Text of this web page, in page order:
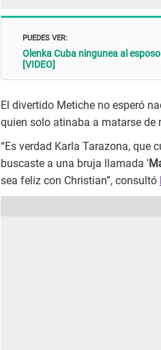
PUEDES VER:
Olenka Cuba ningunea al
[VIDEO]
El divertido Metiche no esperó
quien solo atinaba a matarse de
“Es verdad Karla Tarazona, que
buscaste a una bruja llamada '
sea feliz con Christian”, consultó